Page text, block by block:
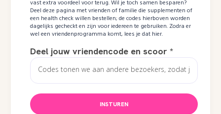
vast extra voordeel voor terug. Wil je toch samen besparen?
Deel deze pagina met vrienden of familie die supplementen of
een health check willen bestellen; de codes hierboven worden
dagelijks gecheckt en zijn voor iedereen te gebruiken. Zodra er
wel een vriendenprogramma komt, lees je dat hier.
Deel jouw vriendencode en scoor*
INSTUREN